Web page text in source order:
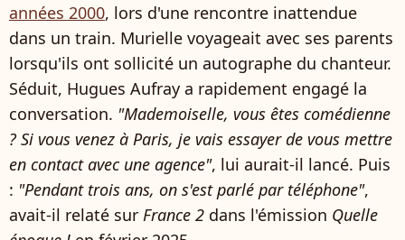
années 2000, lors d'une rencontre inattendue
dans un train. Murielle voyageait avec ses parents
lorsqu'ils ont sollicité un autographe du chanteur.
Séduit, Hugues Aufray a rapidement engagé la
conversation. "Mademoiselle, vous êtes comédienne
? Si vous venez à Paris, je vais essayer de vous mettre
en contact avec une agence", lui aurait-il lancé. Puis
: "Pendant trois ans, on s'est parlé par téléphone",
avait-il relaté sur France 2 dans l'émission Quelle